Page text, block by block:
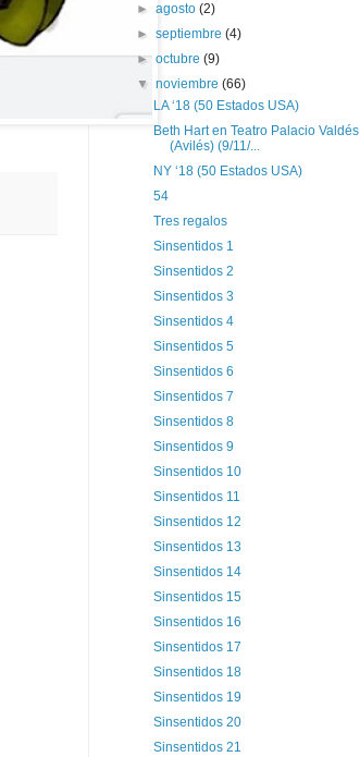
►agosto(2)
►septiembre(4)
►octubre(9)
▼noviembre(66)
LA ‘18 (50 Estados USA)
Beth Hart en Teatro Palacio Valdés
(Avilés) (9/11/...
NY ‘18 (50 Estados USA)
54
Tres regalos
Sinsentidos 1
Sinsentidos 2
Sinsentidos 3
Sinsentidos 4
Sinsentidos 5
Sinsentidos 6
Sinsentidos 7
Sinsentidos 8
Sinsentidos 9
Sinsentidos 10
Sinsentidos 11
Sinsentidos 12
Sinsentidos 13
Sinsentidos 14
Sinsentidos 15
Sinsentidos 16
Sinsentidos 17
Sinsentidos 18
Sinsentidos 19
Sinsentidos 20
Sinsentidos 21